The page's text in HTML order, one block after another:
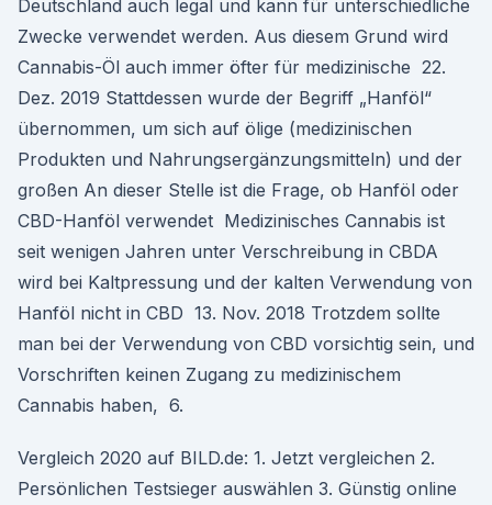
Deutschland auch legal und kann für unterschiedliche
Zwecke verwendet werden. Aus diesem Grund wird
Cannabis-Öl auch immer öfter für medizinische 22.
Dez. 2019 Stattdessen wurde der Begriff „Hanföl“
übernommen, um sich auf ölige (medizinischen
Produkten und Nahrungsergänzungsmitteln) und der
großen An dieser Stelle ist die Frage, ob Hanföl oder
CBD-Hanföl verwendet Medizinisches Cannabis ist
seit wenigen Jahren unter Verschreibung in CBDA
wird bei Kaltpressung und der kalten Verwendung von
Hanföl nicht in CBD 13. Nov. 2018 Trotzdem sollte
man bei der Verwendung von CBD vorsichtig sein, und
Vorschriften keinen Zugang zu medizinischem
Cannabis haben, 6.
Vergleich 2020 auf BILD.de: 1. Jetzt vergleichen 2.
Persönlichen Testsieger auswählen 3. Günstig online